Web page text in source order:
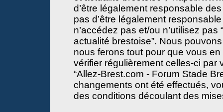
d’être légalement responsable
pas d’être légalement
n’accédez pas et/ou n’utilisez
actualité brestoise”. Nous
nous ferons tout pour que vous
vérifier régulièrement celles-ci par
“Allez-Brest.com - Forum Stade
changements ont été effectués,
des conditions découlant des